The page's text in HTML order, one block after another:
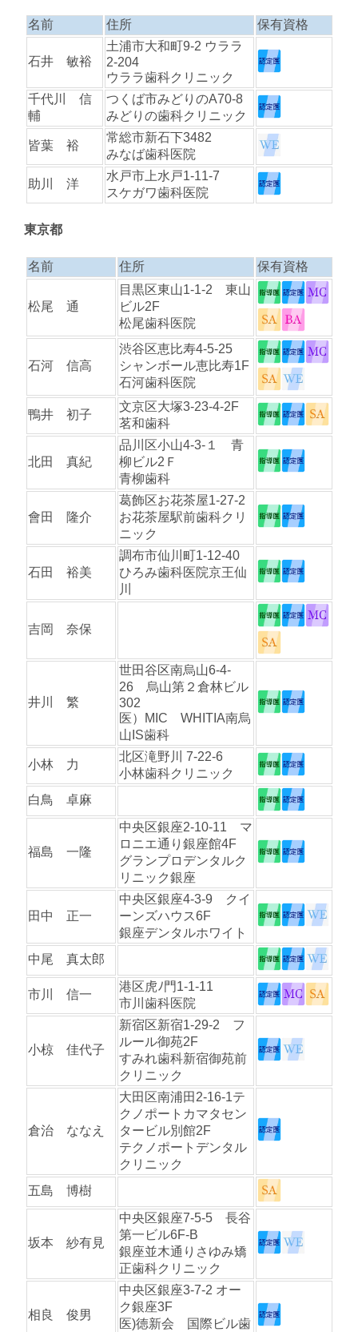
名前 住所 保有資格
石井 敏裕
土浦市大和町9-2 ウララ
2-204
ウララ歯科クリニック
千代川 信
輔
つくば市みどりのA70-8
みどりの歯科クリニック
皆葉 裕
常総市新石下3482
みなば歯科医院
助川 洋
水戸市上水戸1-11-7
スケガワ歯科医院
東京都
名前 住所 保有資格
松尾 通
目黒区東山1-1-2 東山
ビル2F
松尾歯科医院
石河 信高
渋谷区恵比寿4-5-25
シャンボール恵比寿1F
石河歯科医院
鴨井 初子
文京区大塚3-23-4-2F
茗和歯科
北田 真紀
品川区小山4-3-１ 青
柳ビル2Ｆ
青柳歯科
會田 隆介
葛飾区お花茶屋1-27-2
お花茶屋駅前歯科クリ
ニック
石田 裕美
調布市仙川町1-12-40
ひろみ歯科医院京王仙
川
吉岡 奈保
井川 繁
世田谷区南烏山6-4-
26 烏山第２倉林ビル
302
医）MIC WHITIA南烏
山IS歯科
小林 力
北区滝野川 7-22-6
小林歯科クリニック
白鳥 卓麻
福島 一隆
中央区銀座2-10-11 マ
ロニエ通り銀座館4F
グランプロデンタルク
リニック銀座
田中 正一
中央区銀座4-3-9 クイ
ーンズハウス6F
銀座デンタルホワイト
中尾 真太郎
市川 信一
港区虎ﾉ門1-1-11
市川歯科医院
小椋 佳代子
新宿区新宿1-29-2 フ
ルール御苑2F
すみれ歯科新宿御苑前
クリニック
倉治 ななえ
大田区南浦田2-16-1テ
クノポートカマタセン
タービル別館2F
テクノポートデンタル
クリニック
五島 博樹
坂本 紗有見
中央区銀座7-5-5 長谷
第一ビル6F-B
銀座並木通りさゆみ矯
正歯科クリニック
相良 俊男
中央区銀座3-7-2 オー
ク銀座3F
医)徳新会 国際ビル歯